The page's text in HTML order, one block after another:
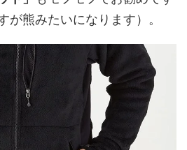
が熊みたいになります）。